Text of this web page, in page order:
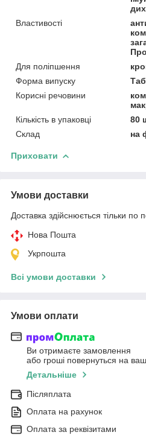
Властивості
Для поліпшення
Форма випуску
Корисні речовини
Кількість в упаковці
80
Склад
на
Приховати
Умови доставки
Доставка здійснюється тільки по
Нова Пошта
Укрпошта
Всі умови доставки
Умови оплати
Ви отримаєте замовлення
або гроші повернуться на
Детальніше
Післяплата
Оплата на рахунок
Оплата за реквізитами